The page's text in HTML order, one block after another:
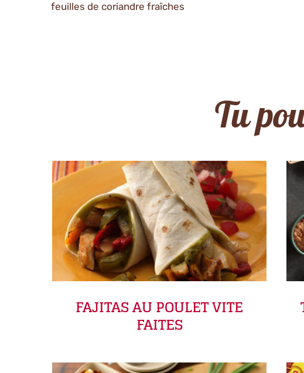
feuilles de coriandre fraîches
Tu
FAJITAS AU POULET VITE
FAITES